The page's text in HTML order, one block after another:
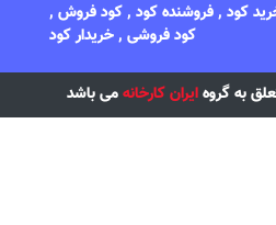
کود , فروشنده کود , کود فروش ,
کود فروشی , خریدار کود
به گروهایران کارخانهمی باشد